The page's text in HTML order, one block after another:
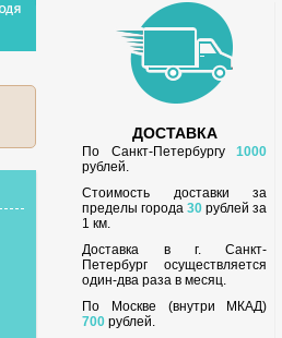
ДОСТАВКА
По Санкт-Петербургу1000
рублей.
Стоимость доставки за
пределы города30 рублей за
1 км.
Доставка в г. Санкт-
Петербург осуществляется
один-два раза в месяц.
По Москве (внутри МКАД)
700 рублей.